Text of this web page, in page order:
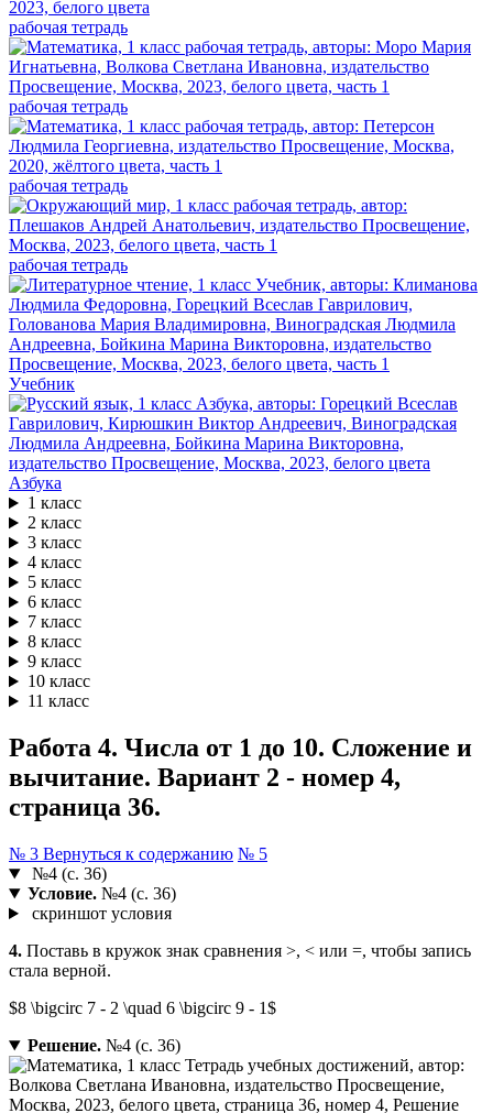
рабочая тетрадь
рабочая тетрадь
рабочая тетрадь
рабочая тетрадь
Учебник
Азбука
1 класс
2 класс
3 класс
4 класс
5 класс
6 класс
7 класс
8 класс
9 класс
10 класс
11 класс
Работа 4. Числа от 1 до 10. Сложение и
вычитание. Вариант 2 - номер 4,
страница 36.
№ 3 Вернуться к содержанию № 5
№4 (с. 36)
Условие.№4 (с. 36)
скриншот условия
4. Поставь в кружок знак сравнения >, < или =, чтобы запись
стала верной.
$8 \bigcirc 7 - 2 \quad 6 \bigcirc 9 - 1$
Решение.№4 (с. 36)